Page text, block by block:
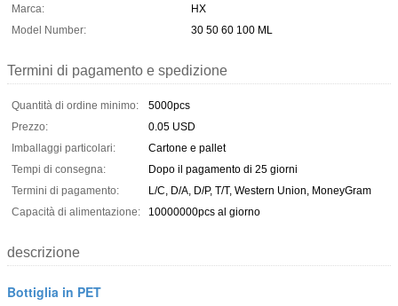
Marca:
HX
Model Number:
30 50 60 100 ML
Termini di pagamento e spedizione
Quantità di ordine minimo:
5000pcs
Prezzo:
0.05 USD
Imballaggi particolari:
Cartone e pallet
Tempi di consegna:
Dopo il pagamento di 25 giorni
Termini di pagamento:
L/C, D/A, D/P, T/T, Western Union, MoneyGram
Capacità di alimentazione:
10000000pcs al giorno
descrizione
Bottiglia in PET